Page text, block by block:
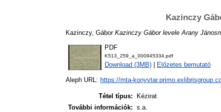
Kazinczy
Kazinczy, Gábor Kazinczy Gábor levele Arany
PDF
K513_259_a_000945334.pdf
Download (3MB) Előzetes bemutató
Aleph URL: https://mta-
Tétel típus:
Kézirat
További információk: s.a.